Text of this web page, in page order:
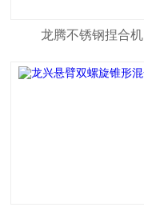
龙腾不锈钢捏合机